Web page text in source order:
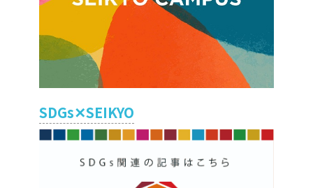
SDGs✕SEIKYO